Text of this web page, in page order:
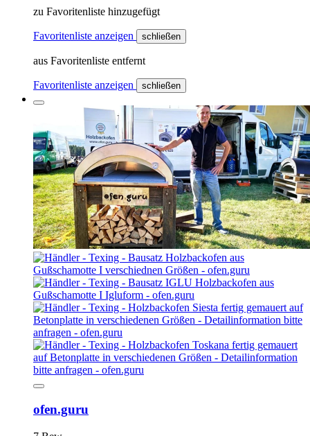
zu Favoritenliste hinzugefügt
Favoritenliste anzeigen schließen
aus Favoritenliste entfernt
Favoritenliste anzeigen schließen
ofen.guru